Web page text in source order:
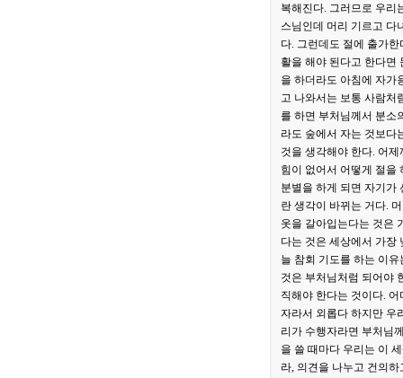
복해진다. 그러므로 우리
스님인데 머리 기르고 다
다. 그런데도 절에 출가
활을 해야 된다고 한다면
을 하더라도 아침에 자가
고 나와서는 보통 사람처
를 하면 부처님께서 분소
라도 숲에서 자는 것보다
것을 생각해야 한다. 어
힘이 없어서 어떻게 절을
분별을 하게 되면 자기가
란 생각이 바뀌는 거다.
옷을 갈아입는다는 것은
다는 것은 세상에서 가장
늘 참회 기도를 하는 이
것은 부처님처럼 되어야
직해야 한다는 것이다.
자라서 외롭다 하지만 우
리가 수행자라면 부처님
을 쓸 때마다 우리는 이
라, 의견을 나누고 건의